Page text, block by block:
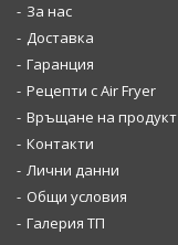
За нас
Доставка
Гаранция
Рецепти с Air Fryer
Връщане на продукт
Контакти
Лични данни
Общи условия
Галерия ТП